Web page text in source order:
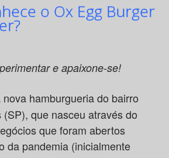
o Ox Egg Burger
e apaixone-se!
hamburgueria do bairro
que nasceu através do
que foram abertos
da pandemia (inicialmente